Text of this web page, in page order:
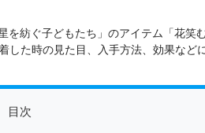
星を紡ぐ子どもたち」のアイテム「花
した時の見た目、入手方法、効果など
目次